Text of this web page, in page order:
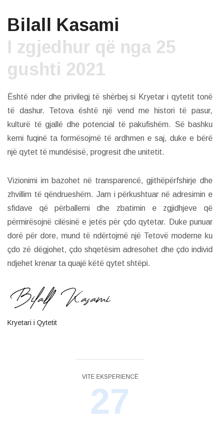
Bilall Kasami
I zgjedhur që nga 25
gushti 2021
Është nder dhe privilegj të shërbej si Kryetar i qytetit tonë
të dashur. Tetova është një vend me histori të pasur,
kulturë të gjallë dhe potencial të pakufishëm. Së bashku
kemi fuqinë ta formësojmë të ardhmen e saj, duke e bërë
një qytet të mundësisë, progresit dhe unitetit.
Vizionimi im bazohet në transparencë, gjithëpërfshirje dhe
zhvillim të qëndrueshëm. Jam i përkushtuar në adresimin e
sfidave që përballemi dhe zbatimin e zgjidhjeve që
përmirësojnë cilësinë e jetës për çdo qytetar. Duke punuar
dorë për dore, mund të ndërtojmë një Tetovë moderne ku
çdo zë dëgjohet, çdo shqetësim adresohet dhe çdo individ
ndjehet krenar ta quajë këtë qytet shtëpi.
Kryetari i Qytetit
VITE EKSPERIENCË
27